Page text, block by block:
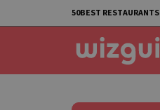
50BEST RESTAURANTS